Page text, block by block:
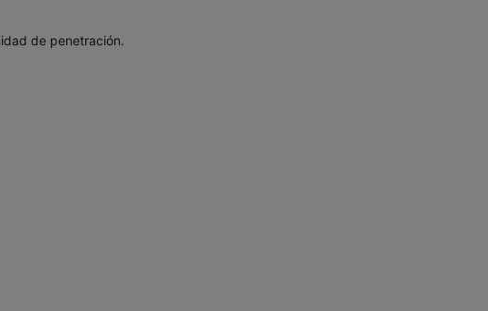
de penetración.